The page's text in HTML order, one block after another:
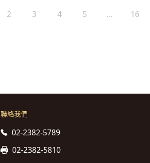
2 3 4 5 ... 16
聯絡我們
02-2382-5789
02-2382-5810